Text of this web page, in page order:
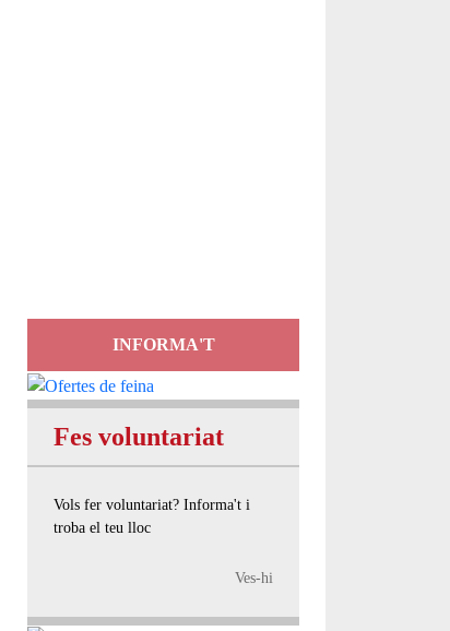
INFORMA'T
Fes voluntariat
Vols fer voluntariat? Informa't i
troba el teu lloc
Ves-hi